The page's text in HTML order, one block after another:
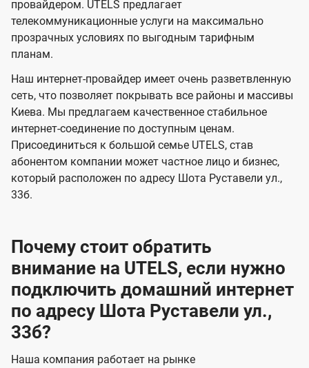
s
и
д
е
н
и
я
д
е
и
я
провайдером. UTELS предлагает
телекоммуникационные услуги на максимально
прозрачных условиях по выгодным тарифным
планам.
Наш интернет-провайдер имеет очень разветвленную
сеть, что позволяет покрывать все районы и массивы
Киева. Мы предлагаем качественное стабильное
интернет-соединение по доступным ценам.
Присоединиться к большой семье UTELS, став
абонентом компании может частное лицо и бизнес,
который расположен по адресу Шота Руставели ул.,
33б.
Почему стоит обратить
внимание на UTELS, если нужно
подключить домашний интернет
по адресу Шота Руставели ул.,
33б?
Наша компания работает на рынке